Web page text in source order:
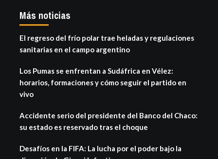
Más noticias
El regreso del frío polar trae heladas y regulaciones
sanitarias en el campo argentino
Los Pumas se enfrentan a Sudáfrica en Vélez:
horarios, formaciones y cómo seguir el partido en
vivo
Accidente serio del presidente del Banco del Chaco:
su estado es reservado tras el choque
Desafíos en la FIFA: La lucha por el poder bajo la